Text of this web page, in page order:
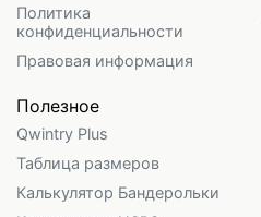
Политика
конфиденциальности
Правовая информация
Полезное
Qwintry Plus
Таблица размеров
Калькулятор Бандерольки